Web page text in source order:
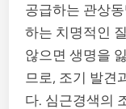
공급하는 관상
하는 치명적인
않으면 생명을
므로, 조기 발견
다. 심근경색의